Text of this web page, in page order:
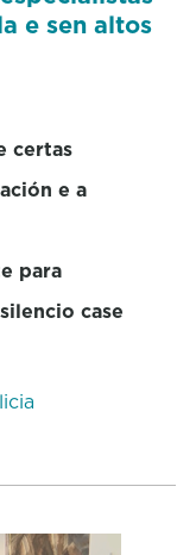
e sen altos
certas
e a
para
case